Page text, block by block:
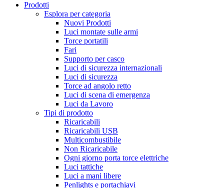
Prodotti
Esplora per categoria
Nuovi Prodotti
Luci montate sulle armi
Torce portatili
Fari
Supporto per casco
Luci di sicurezza internazionali
Luci di sicurezza
Torce ad angolo retto
Luci di scena di emergenza
Luci da Lavoro
Tipi di prodotto
Ricaricabili
Ricaricabili USB
Multicombustibile
Non Ricaricabile
Ogni giorno porta torce elettriche
Luci tattiche
Luci a mani libere
Penlights e portachiavi